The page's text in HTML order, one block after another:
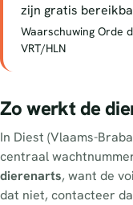
zijn gratis
Waarschuwing Orde
VRT/HLN
Zo werkt de
In Diest (Vlaams-
centraal
dierenarts, want de
dat niet, contacteer